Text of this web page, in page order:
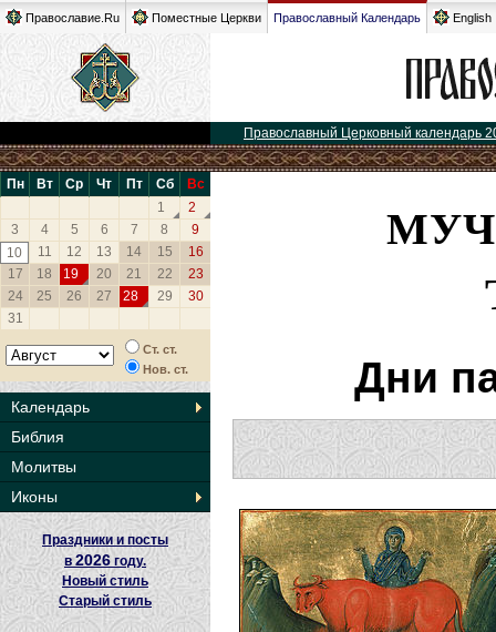
Православие.Ru Поместные Церкви Православный Календарь English
Православный Церковный календарь
Пн Вт Ср Чт Пт Сб
Вс
1
2
3
4 5 6 7 8
9
10
11 12 13 14 15
16
17
18 19 20 21 22
23
24
25 26 27 28 29
30
31
Ст. ст.
Нов. ст.
Календарь
Библия
Молитвы
Иконы
Праздники и посты
в2026 году.
Новый стиль
Старый стиль
Дни